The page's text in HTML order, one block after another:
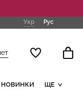
Укр Рус
НОВИНКИ ЩЕ